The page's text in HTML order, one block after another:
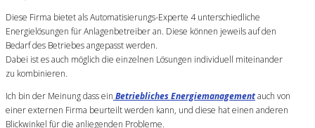
Diese Firma bietet als Automatisierungs-Experte 4 unterschiedliche
Energielösungen für Anlagenbetreiber an. Diese können jeweils auf den
Bedarf des Betriebes angepasst werden.
Dabei ist es auch möglich die einzelnen Lösungen individuell miteinander
zu kombinieren.
Ich bin der Meinung dass ein Betriebliches Energiemanagementauch von
einer externen Firma beurteilt werden kann, und diese hat einen anderen
Blickwinkel für die anliegenden Probleme.